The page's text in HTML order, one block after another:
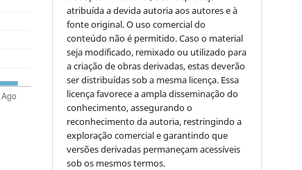
atribuída a devida autoria aos autores e à
fonte original. O uso comercial do
conteúdo não é permitido. Caso o material
seja modificado, remixado ou utilizado para
a criação de obras derivadas, estas deverão
ser distribuídas sob a mesma licença. Essa
licença favorece a ampla disseminação do
conhecimento, assegurando o
reconhecimento da autoria, restringindo a
exploração comercial e garantindo que
versões derivadas permaneçam acessíveis
sob os mesmos termos.